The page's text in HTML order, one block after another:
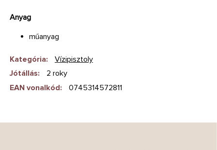
Anyag
műanyag
Kategória:
Vízipisztoly
Jótállás:
2 roky
EAN vonalkód: 0745314572811